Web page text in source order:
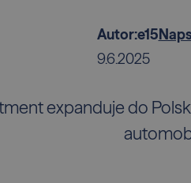
Autor:e15
9.6.2025
expanduje do